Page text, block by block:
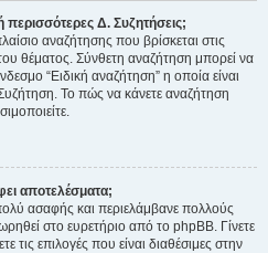
Δ. Συζητήσεις;
αναζήτησης που βρίσκεται στις
θέματος. Σύνθετη αναζήτηση μπορεί να
“Ειδική αναζήτηση” η οποία είναι
Το πώς να κάνετε αναζήτηση
αποτελέσματα;
ασαφής και περιελάμβανε πολλούς
στο ευρετήριο από το phpBB. Γίνετε
τις επιλογές που είναι διαθέσιμες στην